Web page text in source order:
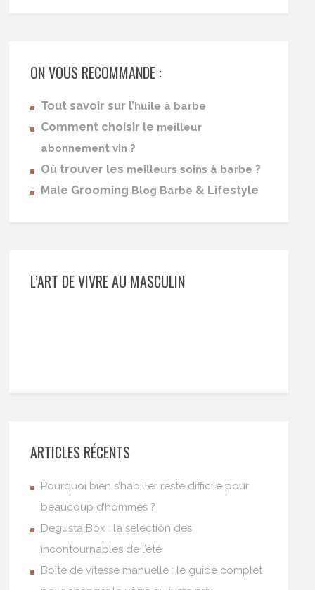
ON VOUS RECOMMANDE :
Tout savoir sur l’huile à barbe
Comment choisir le meilleur
abonnement vin ?
Où trouver les meilleurs soins à barbe ?
Male Grooming Blog Barbe & Lifestyle
L’ART DE VIVRE AU MASCULIN
ARTICLES RÉCENTS
Pourquoi bien s’habiller reste difficile pour
beaucoup d’hommes ?
Degusta Box : la sélection des
incontournables de l’été
Boîte de vitesse manuelle : le guide complet